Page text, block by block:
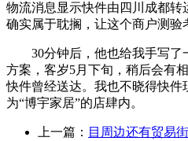
物流消息显示快件由四川成都转
确实属于耽搁，让这个商户测验
30分钟后，他也给我手写了
方案，客岁5月下旬，稍后会有
快件曾经送达。我也不晓得快件
为“博宇家居”的店肆内。
上一篇： 目周边还有贸易